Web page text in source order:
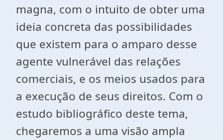
magna, com o intuito de obter uma
ideia concreta das possibilidades
que existem para o amparo desse
agente vulnerável das relações
comerciais, e os meios usados para
a execução de seus direitos. Com o
estudo bibliográfico deste tema,
chegaremos a uma visão ampla